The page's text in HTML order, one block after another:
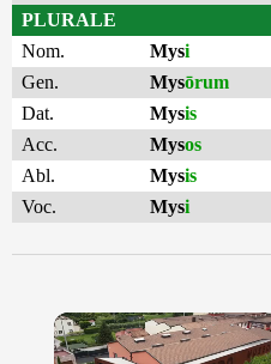
PLURALE
Nom.
Mysi
Gen.
Mysōrum
Dat.
Mysis
Acc.
Mysos
Abl.
Mysis
Voc.
Mysi